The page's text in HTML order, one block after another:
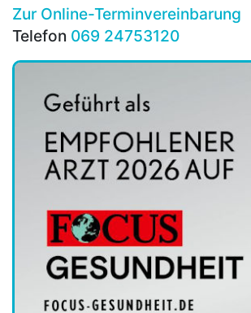
Zur Online-Terminvereinbarung
Telefon 069 24753120